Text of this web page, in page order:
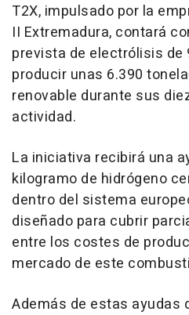
T2X, impulsado por la
II Extremadura, contará
prevista de electrólisis de
producir unas 6.390
renovable durante sus
actividad.
La iniciativa recibirá una
kilogramo de hidrógeno
dentro del sistema
diseñado para cubrir
entre los costes de
mercado de este
Además de estas ayudas